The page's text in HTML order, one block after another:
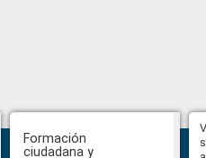
Formación
ciudadana y
Hasta el 31 de julio se podrán
presentar impugnaciones en